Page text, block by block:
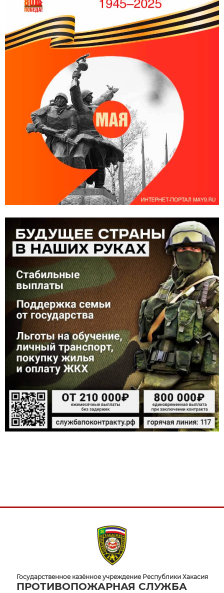
Государственное казённое учреждение Республики Хакасия
ПРОТИВОПОЖАРНАЯ СЛУЖБА